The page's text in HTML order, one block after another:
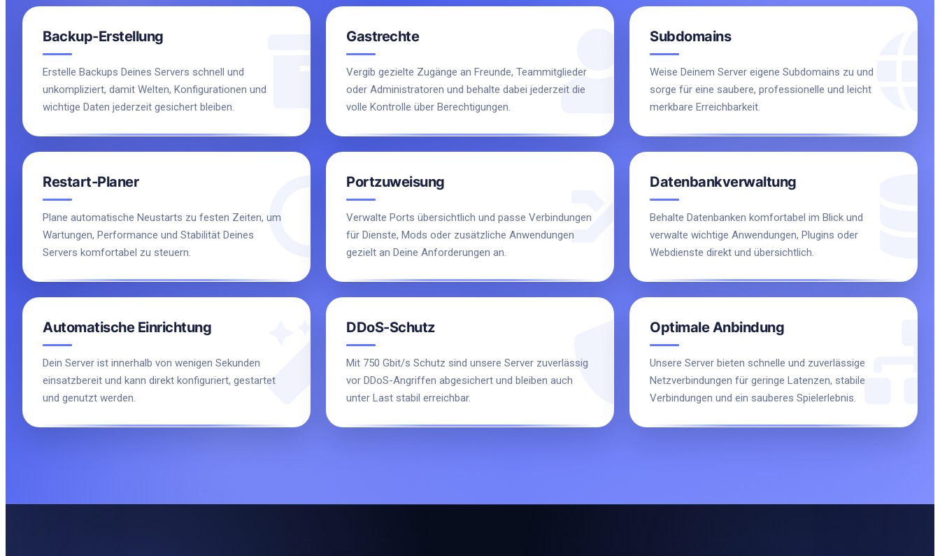
Backup-Erstellung
Erstelle Backups Deines Servers schnell und
unkompliziert, damit Welten, Konfigurationen und
wichtige Daten jederzeit gesichert bleiben.
Gastrechte
Vergib gezielte Zugänge an Freunde, Teammitglieder
oder Administratoren und behalte dabei jederzeit die
volle Kontrolle über Berechtigungen.
Subdomains
Weise Deinem Server eigene Subdomains zu und
sorge für eine saubere, professionelle und leicht
merkbare Erreichbarkeit.
Restart-Planer
Plane automatische Neustarts zu festen Zeiten, um
Wartungen, Performance und Stabilität Deines
Servers komfortabel zu steuern.
Portzuweisung
Verwalte Ports übersichtlich und passe Verbindungen
für Dienste, Mods oder zusätzliche Anwendungen
gezielt an Deine Anforderungen an.
Datenbankverwaltung
Behalte Datenbanken komfortabel im Blick und
verwalte wichtige Anwendungen, Plugins oder
Webdienste direkt und übersichtlich.
Automatische Einrichtung
Dein Server ist innerhalb von wenigen Sekunden
einsatzbereit und kann direkt konfiguriert, gestartet
und genutzt werden.
DDoS-Schutz
Mit 750 Gbit/s Schutz sind unsere Server zuverlässig
vor DDoS-Angriffen abgesichert und bleiben auch
unter Last stabil erreichbar.
Optimale Anbindung
Unsere Server bieten schnelle und zuverlässige
Netzverbindungen für geringe Latenzen, stabile
Verbindungen und ein sauberes Spielerlebnis.